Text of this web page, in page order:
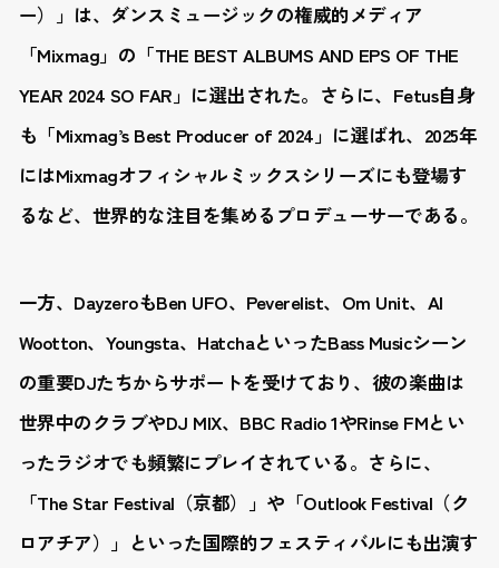
ー）」は、ダンスミュージックの権威的メディア
「Mixmag」の「THE BEST ALBUMS AND EPS OF THE
YEAR 2024 SO FAR」に選出された。さらに、Fetus自身
も「Mixmag’s Best Producer of 2024」に選ばれ、2025年
にはMixmagオフィシャルミックスシリーズにも登場す
るなど、世界的な注目を集めるプロデューサーである。
一方、DayzeroもBen UFO、Peverelist、Om Unit、Al
Wootton、Youngsta、HatchaといったBass Musicシーン
の重要DJたちからサポートを受けており、彼の楽曲は
世界中のクラブやDJ MIX、BBC Radio 1やRinse FMとい
ったラジオでも頻繁にプレイされている。さらに、
「The Star Festival（京都）」や「Outlook Festival（ク
ロアチア）」といった国際的フェスティバルにも出演す